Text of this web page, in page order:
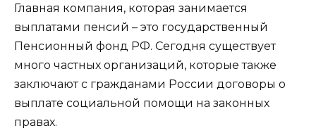
Главная компания, которая занимается
выплатами пенсий – это государственный
Пенсионный фонд РФ. Сегодня существует
много частных организаций, которые также
заключают с гражданами России договоры о
выплате социальной помощи на законных
правах.